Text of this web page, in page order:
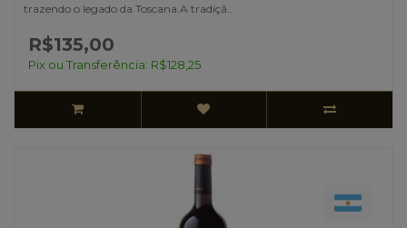
trazendo o legado da Toscana.​A tradiçã..
R$135,00
Pix ou Transferência: R$128,25